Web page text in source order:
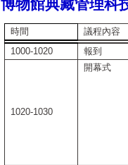
博物館典藏管理科
時間
議程內容
1000-1020
報到
1020-1030
開幕式